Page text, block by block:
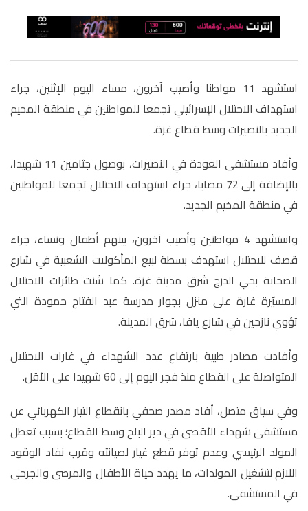
استشهد 11 مواطنا وأصيب آخرون، مساء اليوم الإثنين، جراء
استهداف الاحتلال الإسرائيلي تجمعا للمواطنين في منطقة المخيم
الجديد بالنصيرات وسط قطاع غزة.
وأفاد مستشفى العودة في النصيرات، بوصول جثامين 11 شهيدا،
بالإضافة إلى 72 مصابا، جراء استهداف الاحتلال تجمعا للمواطنين
في منطقة المخيم الجديد.
واستشهد 4 مواطنين وأصيب آخرون، بينهم أطفال ونساء، جراء
قصف للاحتلال استهدف بسطة لبيع المأكولات الشعبية في شارع
الصحابة بحي الدرج شرق مدينة غزة. كما شنت طائرات الاحتلال
المسيّرة غارة على منزل بجوار مدرسة عبد الفتاح حمودة التي
تؤوي نازحين في شارع يافا، شرق المدينة.
وأفادت مصادر طبية بارتفاع عدد الشهداء في غارات الاحتلال
المتواصلة على القطاع منذ فجر اليوم إلى 60 شهيدا على الأقل.
وفي سياق متصل، أفاد مصدر صحفي بانقطاع التيار الكهربائي عن
مستشفى شهداء الأقصى في دير البلح وسط القطاع؛ بسبب تعطل
المولد الرئيسي وعدم توفر قطع غيار لصيانته وقرب نفاد الوقود
اللازم لتشغيل المولدات، ما يهدد حياة الأطفال والمرضى والجرحى
في المستشفى.